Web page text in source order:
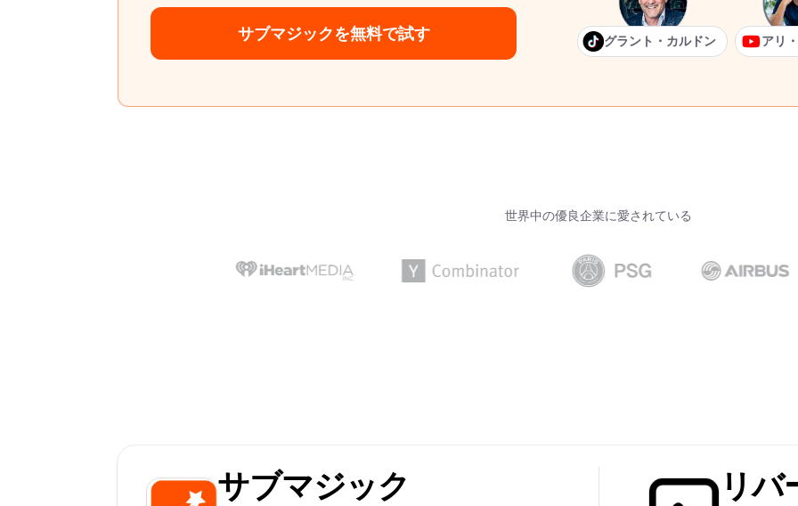
サブマジックを無料で試す グラント・カルドン アリ
世界中の優良企業に愛されている
サブマジック リバ